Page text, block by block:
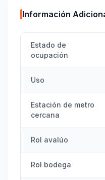
Información
Estado de
ocupación
Uso
Estación de metro
cercana
Rol avalúo
Rol bodega